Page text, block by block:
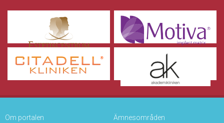
Om portalen Ämnesområden